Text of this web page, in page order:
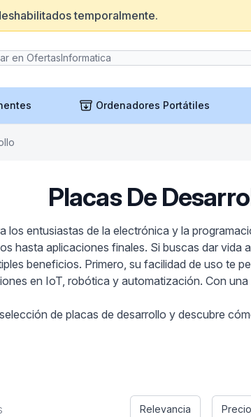
temporalmente.
Ordenadores Portátiles
Placas De
los entusiastas de la electrónica y la
hasta aplicaciones finales. Si buscas dar vida
beneficios. Primero, su facilidad de uso te
en IoT, robótica y automatización. Con
de placas de desarrollo y descubre
Relevancia